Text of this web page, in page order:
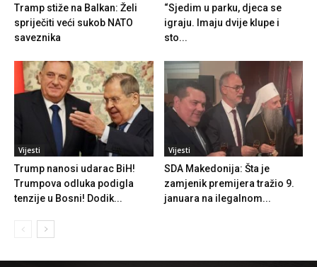
Tramp stiže na Balkan: Želi
spriječiti veći sukob NATO
saveznika
“Sjedim u parku, djeca se
igraju. Imaju dvije klupe i
sto...
Vijesti
Trump nanosi udarac BiH!
Trumpova odluka podigla
tenzije u Bosni! Dodik...
Vijesti
SDA Makedonija: Šta je
zamjenik premijera tražio 9.
januara na ilegalnom...